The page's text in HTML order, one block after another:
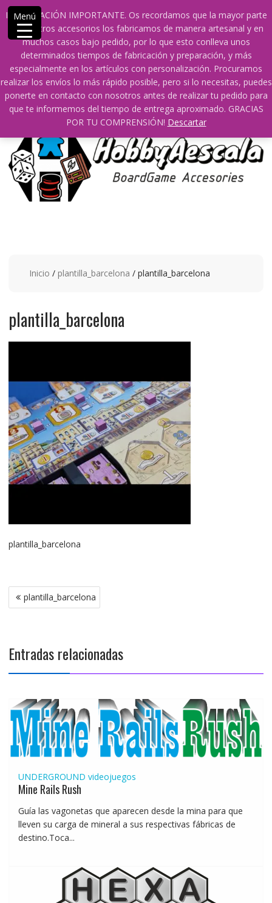
INFORMACIÓN IMPORTANTE. Os recordamos que la mayor parte
de nuestros accesorios los fabricamos de manera artesanal y en
muchos casos bajo pedido, por lo que esto conlleva unos
determinados tiempos de fabricación y preparación, y más
especialmente en los artículos con personalización. Procuramos
realizar los envíos lo más rápido posible, pero si lo necesitas, puedes
ponerte en contacto con nosotros antes de realizar tu pedido para
que te informemos del tiempo de entrega aproximado. GRACIAS
POR TU COMPRENSIÓN! Descartar
Saltar
contenido
609241475 SOLO DE 10:00 a 14:00
info@hobbyaescala.com
San Fernando de Henares
10:00 - 14:00
Mi cuenta
0 0
Inicio / plantilla_barcelona / plantilla_barcelona
plantilla_barcelona
plantilla_barcelona
Navegación
de
plantilla_barcelona
Entradas relacionadas
UNDERGROUND videojuegos
Mine Rails Rush
Guía las vagonetas que aparecen desde la mina para que
lleven su carga de mineral a sus respectivas fábricas de
destino.Toca...
Menú